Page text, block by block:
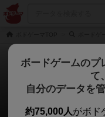
ボードゲームのプ
て、
自分のデータを
約75,000人がボド